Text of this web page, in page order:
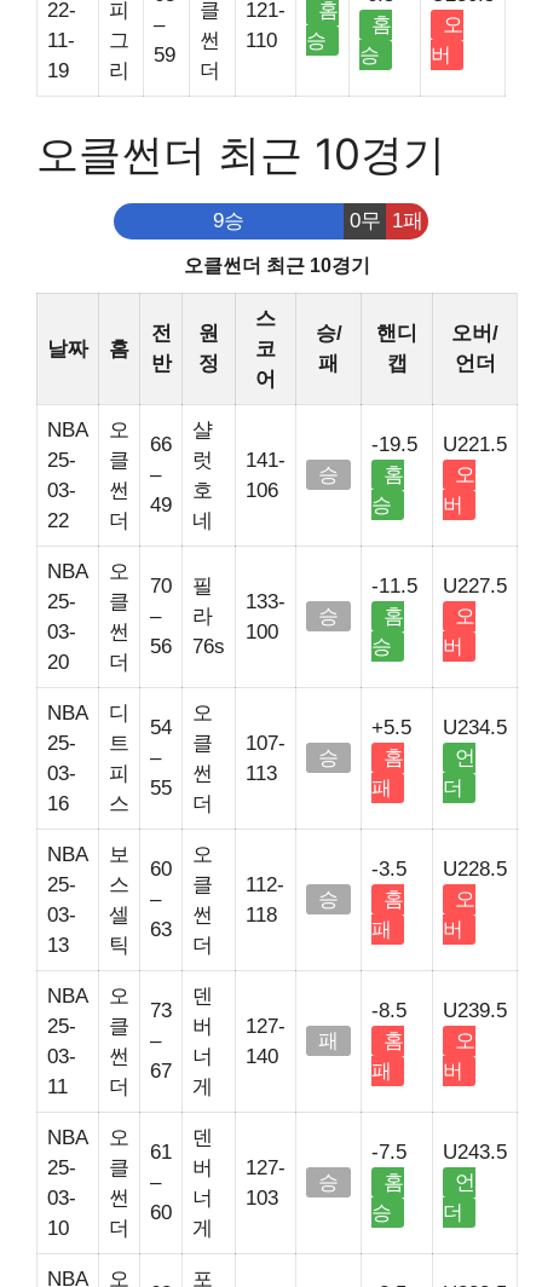
22-
11-
19
피
그
리
–
59
클
썬
더
121-
110
홈
승
홈
승
오
버
오클썬더 최근 10경기
9승 0무 1패
오클썬더 최근 10경기
날짜 홈
전
반
원
정
스
코
어
승/
패
핸디
캡
오버/
언더
NBA
25-
03-
22
오
클
썬
더
66
–
49
샬
럿
호
네
141-
106
승
-19.5
홈
승
U221.5
오
버
NBA
25-
03-
20
오
클
썬
더
70
–
56
필
라
76s
133-
100
승
-11.5
홈
승
U227.5
오
버
NBA
25-
03-
16
디
트
피
스
54
–
55
오
클
썬
더
107-
113
승
+5.5
홈
패
U234.5
언
더
NBA
25-
03-
13
보
스
셀
틱
60
–
63
오
클
썬
더
112-
118
승
-3.5
홈
패
U228.5
오
버
NBA
25-
03-
11
오
클
썬
더
73
–
67
덴
버
너
게
127-
140
패
-8.5
홈
패
U239.5
오
버
NBA
25-
03-
10
오
클
썬
더
61
–
60
덴
버
너
게
127-
103
승
-7.5
홈
승
U243.5
언
더
NBA 오 포